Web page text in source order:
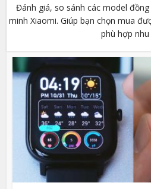
Đánh giá, so sánh các model
minh Xiaomi. Giúp bạn chọn mua
phù hợp nhu